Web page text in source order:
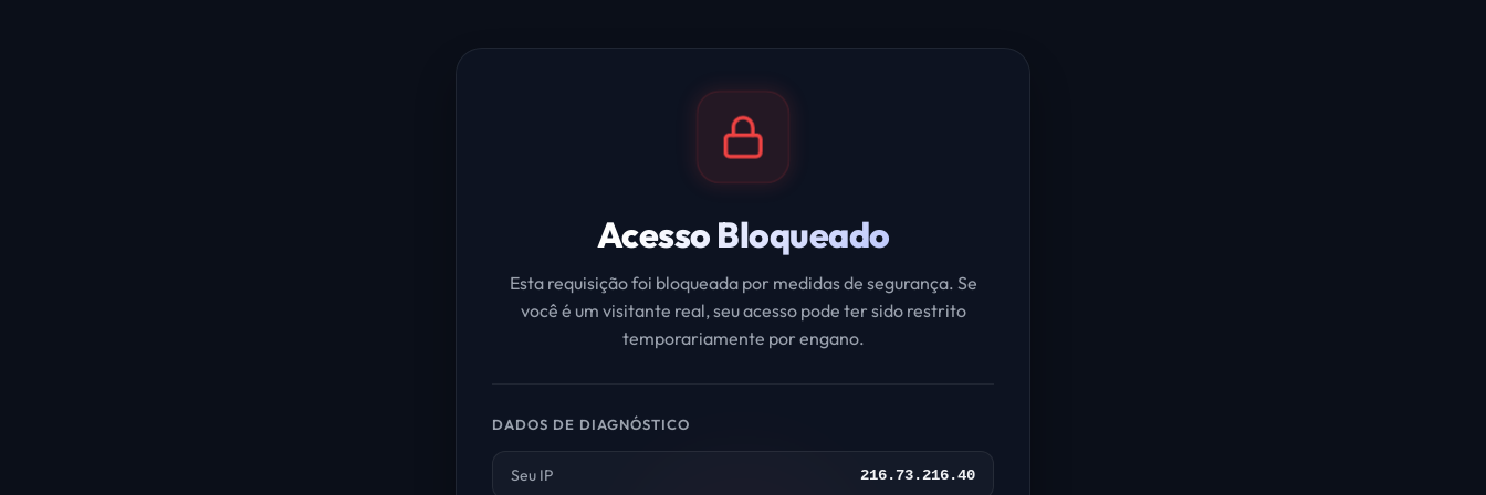
Acesso Bloqueado
Esta requisição foi bloqueada por medidas de segurança. Se
você é um visitante real, seu acesso pode ter sido restrito
temporariamente por engano.
DADOS DE DIAGNÓSTICO
Seu IP 216.73.216.40